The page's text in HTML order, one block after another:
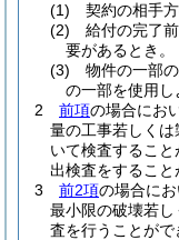
(1)
契約の相手
(2)
給付の完了
要があるとき。
(3)
物件の一部
の一部を使用し
2
前項の場合にお
量の工事若しく
いて検査するこ
出検査をすること
3
前2項の場合に
最小限の破壊若
査を行うことがで